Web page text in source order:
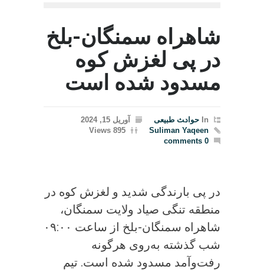
شاهراه سمنگان-بلخ
در پی لغزش کوه
مسدود شده است
In حواد‍‍‍ث طبیعی
آوریل 15, 2024
Suliman Yaqeen
895 Views
0 comments
در پی بارندگی‌ شدید و لغزش کوه در
منطقه تنگی صیاد ولایت سمنگان،
شاهراه سمنگان-بلخ از ساعت ۰۹:۰۰
شب گذشته به‌روی هرگونه
رفت‌وآمد مسدود شده است. تیم